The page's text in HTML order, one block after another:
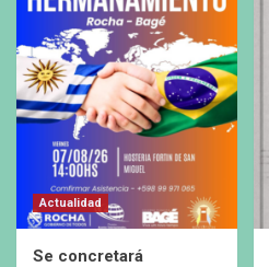
Actualidad
Se concretará